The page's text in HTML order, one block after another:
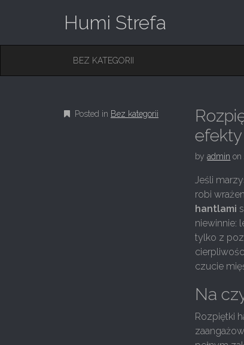
Humi Strefa
M
M
C
BEZ KATEGORII
Posted in Bez kategorii
efekty
byadmin on
Jeśli
robi
hantlami
niewinnie:
tylko z
czucie
Na
Rozpiętki